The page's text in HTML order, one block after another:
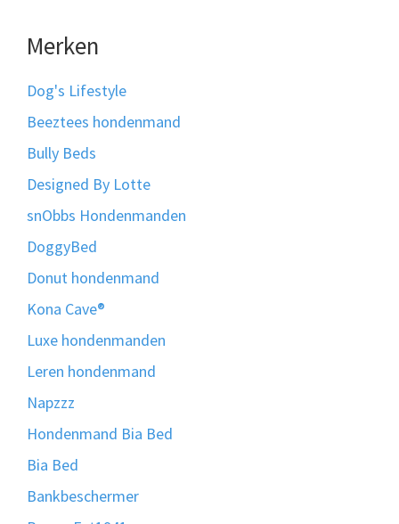
Merken
Dog's Lifestyle
Beeztees hondenmand
Bully Beds
Designed By Lotte
snObbs Hondenmanden
DoggyBed
Donut hondenmand
Kona Cave®
Luxe hondenmanden
Leren hondenmand
Napzzz
Hondenmand Bia Bed
Bia Bed
Bankbeschermer